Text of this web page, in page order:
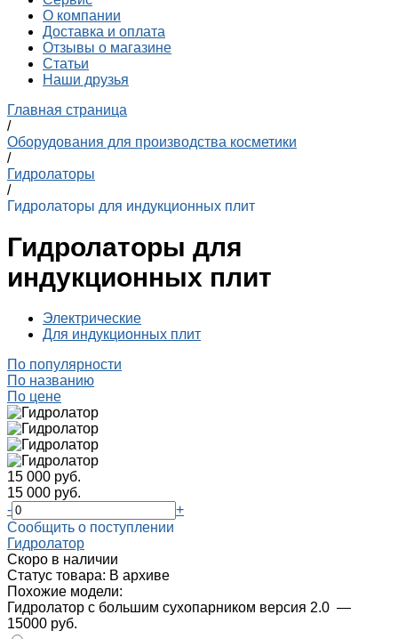
О компании
Доставка и оплата
Отзывы о магазине
Статьи
Наши друзья
Главная страница
/
Оборудования для производства косметики
/
Гидролаторы
/
Гидролаторы для индукционных плит
Гидролаторы для
индукционных плит
Электрические
Для индукционных плит
По популярности
По названию
По цене
15 000 руб.
15 000 руб.
-
+
Cообщить о поступлении
Гидролатор
Cкоро в наличии
Статус товара: В архиве
Похожие модели:
Гидролатор с большим сухопарником версия 2.0 —
15000 руб.